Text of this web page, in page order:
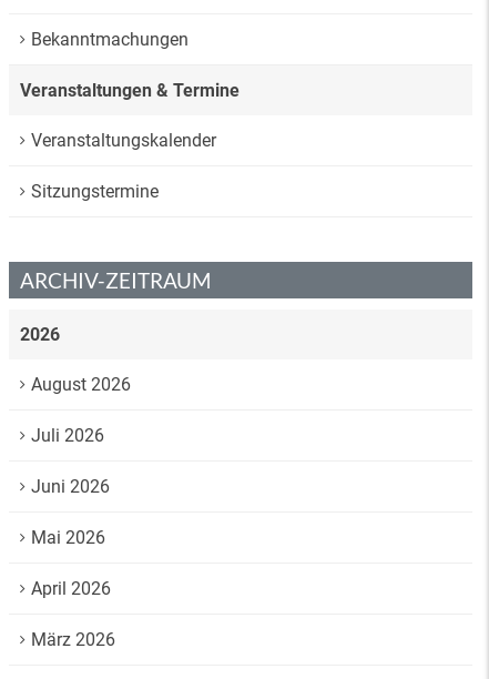
Bekanntmachungen
Veranstaltungen & Termine
Veranstaltungskalender
Sitzungstermine
ARCHIV-ZEITRAUM
2026
August 2026
Juli 2026
Juni 2026
Mai 2026
April 2026
März 2026